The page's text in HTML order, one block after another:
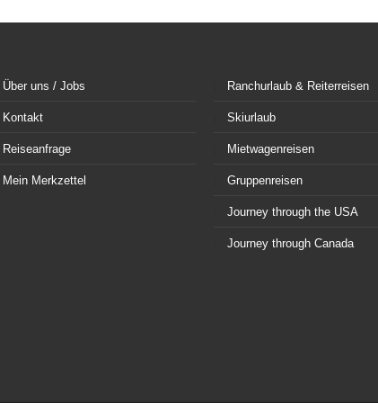
Über uns / Jobs
Kontakt
Reiseanfrage
Mein Merkzettel
Ranchurlaub & Reiterreisen
Skiurlaub
Mietwagenreisen
Gruppenreisen
Journey through the USA
Journey through Canada